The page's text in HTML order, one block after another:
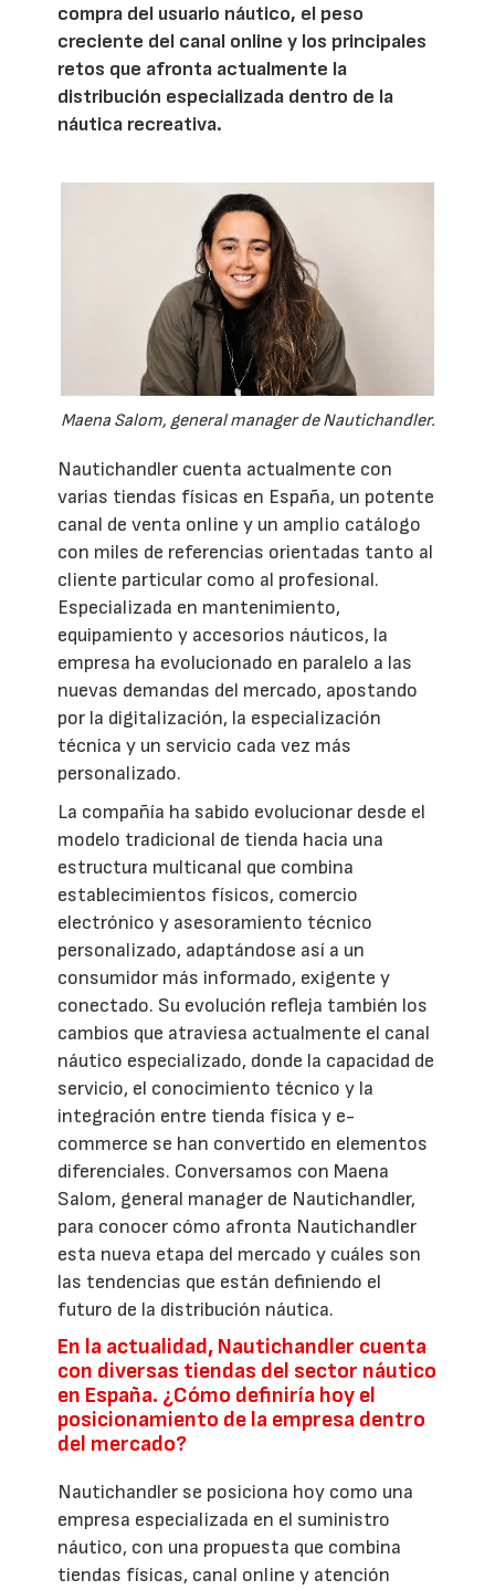
compra del usuario náutico, el peso
creciente del canal online y los principales
retos que afronta actualmente la
distribución especializada dentro de la
náutica recreativa.
Maena Salom, general manager de Nautichandler.
Nautichandler cuenta actualmente con
varias tiendas físicas en España, un potente
canal de venta online y un amplio catálogo
con miles de referencias orientadas tanto al
cliente particular como al profesional.
Especializada en mantenimiento,
equipamiento y accesorios náuticos, la
empresa ha evolucionado en paralelo a las
nuevas demandas del mercado, apostando
por la digitalización, la especialización
técnica y un servicio cada vez más
personalizado.
La compañía ha sabido evolucionar desde el
modelo tradicional de tienda hacia una
estructura multicanal que combina
establecimientos físicos, comercio
electrónico y asesoramiento técnico
personalizado, adaptándose así a un
consumidor más informado, exigente y
conectado. Su evolución refleja también los
cambios que atraviesa actualmente el canal
náutico especializado, donde la capacidad de
servicio, el conocimiento técnico y la
integración entre tienda física y e-
commerce se han convertido en elementos
diferenciales. Conversamos con Maena
Salom, general manager de Nautichandler,
para conocer cómo afronta Nautichandler
esta nueva etapa del mercado y cuáles son
las tendencias que están definiendo el
futuro de la distribución náutica.
En la actualidad, Nautichandler cuenta
con diversas tiendas del sector náutico
en España. ¿Cómo definiría hoy el
posicionamiento de la empresa dentro
del mercado?
Nautichandler se posiciona hoy como una
empresa especializada en el suministro
náutico, con una propuesta que combina
tiendas físicas, canal online y atención